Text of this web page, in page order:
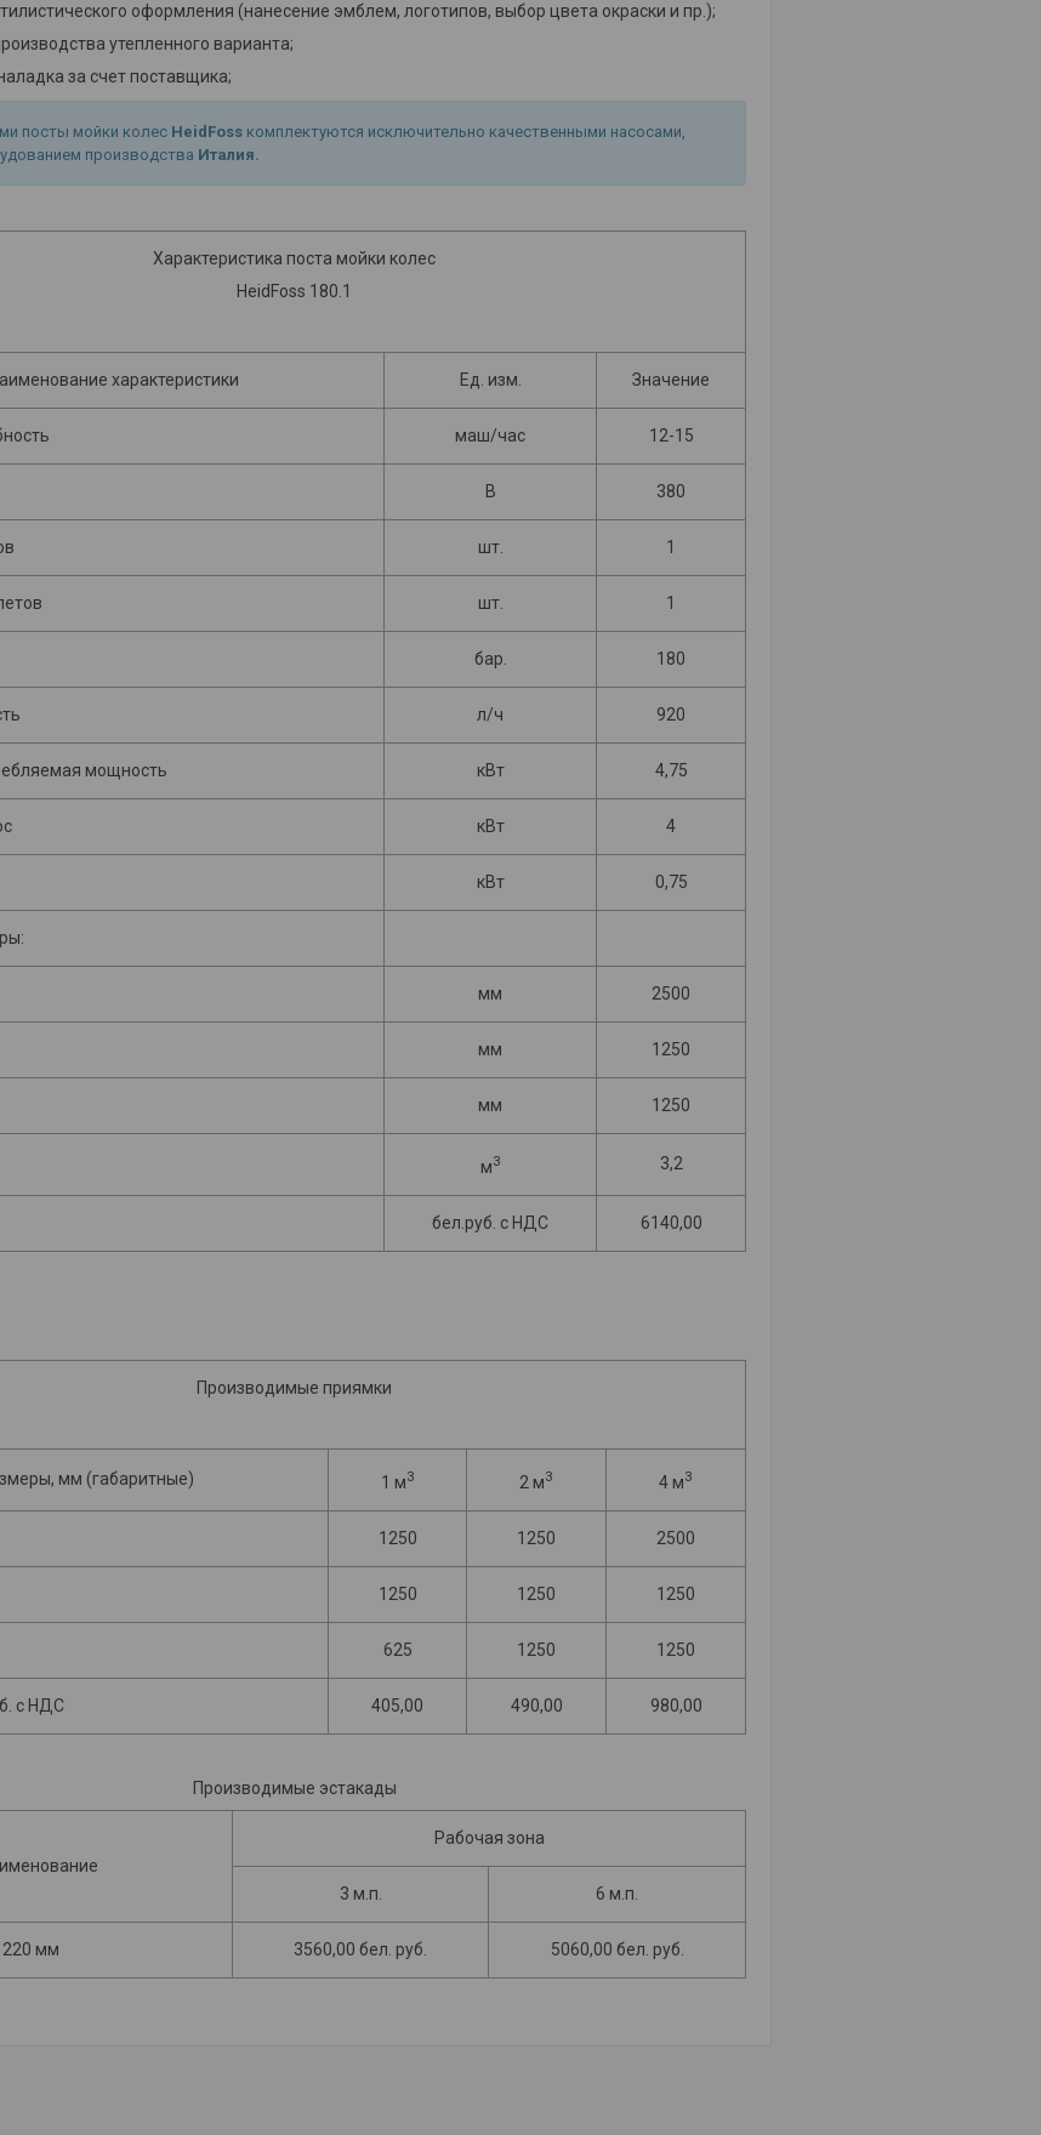
оформления (нанесение эмблем, логотипов, выбор цвета окраски и пр.);
утепленного варианта;
за счет поставщика;
посты мойки колес HeidFoss комплектуются исключительно качественными насосами,
производства Италия.
Характеристика поста мойки колес
HeidFoss 180.1
характеристики Ед. изм. Значение
маш/час 12-15
В 380
шт. 1
шт. 1
бар. 180
л/ч 920
мощность кВт 4,75
кВт 4
кВт 0,75
мм 2500
мм 1250
мм 1250
м3 3,2
бел.руб. с НДС 6140,00
Производимые приямки
мм (габаритные) 1 м3 2 м3 4 м3
1250 1250 2500
1250 1250 1250
625 1250 1250
с НДС 405,00 490,00 980,00
Производимые эстакады
Рабочая зона
3 м.п. 6 м.п.
220 мм 3560,00 бел. руб. 5060,00 бел. руб.